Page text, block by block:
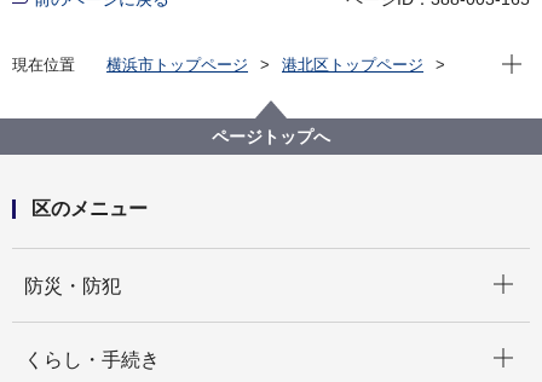
現在位置 横浜市トップページ
港北区トップページ
港北区の公園・緑道
公園・緑道（地図検索）
港北区の公園・緑道（地図検索）Ｂ－３
現在
ページトップへ
区のメニュー
防災・防犯
くらし・手続き